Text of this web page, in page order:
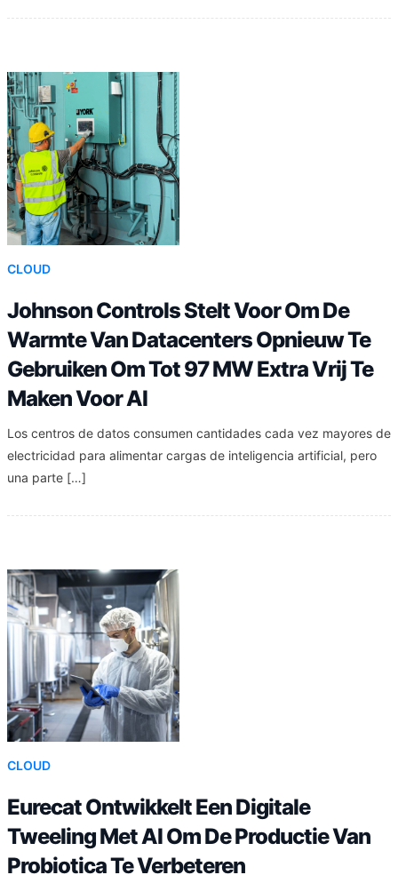
CLOUD
Johnson Controls Stelt Voor Om De
Warmte Van Datacenters Opnieuw Te
Gebruiken Om Tot 97 MW Extra Vrij Te
Maken Voor AI
Los centros de datos consumen cantidades cada vez mayores de
electricidad para alimentar cargas de inteligencia artificial, pero
una parte […]
CLOUD
Eurecat Ontwikkelt Een Digitale
Tweeling Met AI Om De Productie Van
Probiotica Te Verbeteren